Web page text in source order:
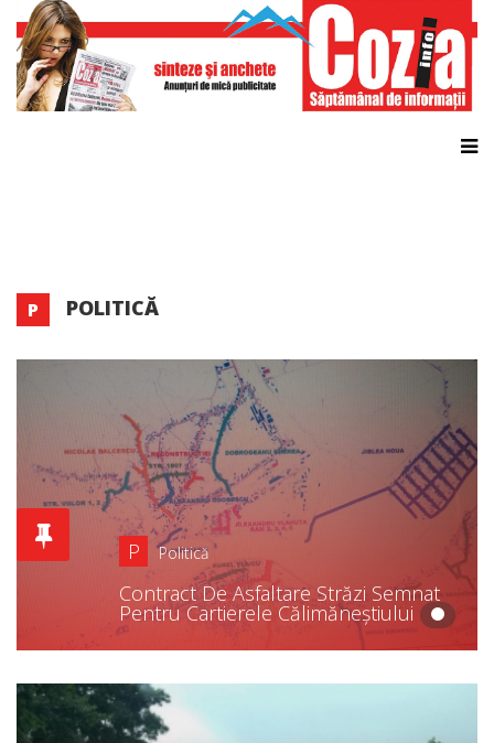
P POLITICĂ
P Politică
Contract De Asfaltare Străzi Semnat
Pentru Cartierele Călimăneștiului